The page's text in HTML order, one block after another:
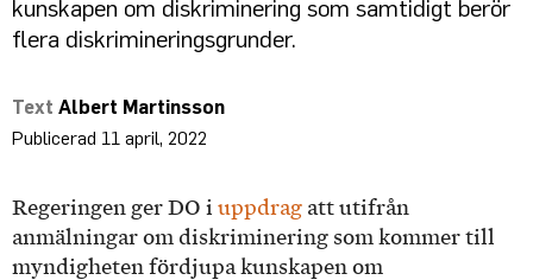
kunskapen om diskriminering som samtidigt berör
flera diskrimineringsgrunder.
Albert Martinsson
11 april, 2022
Regeringen ger DO i uppdrag att utifrån
anmälningar om diskriminering som kommer till
myndigheten fördjupa kunskapen om